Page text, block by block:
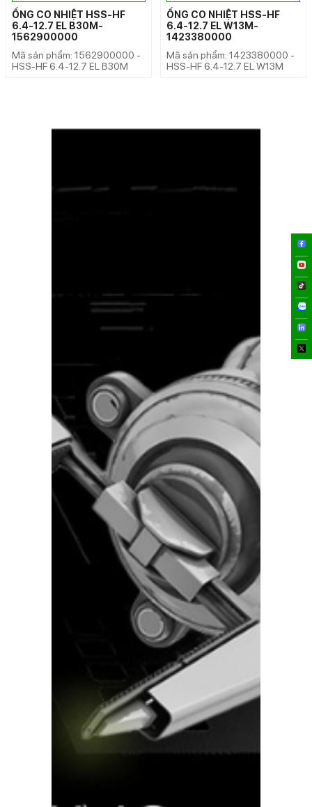
ỐNG CO NHIỆT HSS-HF
6.4-12.7 EL B30M-
1562900000
Mã sản phẩm: 1562900000 -
HSS-HF 6.4-12.7 EL B30M
ỐNG CO NHIỆT HSS-HF
6.4-12.7 EL W13M-
1423380000
Mã sản phẩm: 1423380000 -
HSS-HF 6.4-12.7 EL W13M